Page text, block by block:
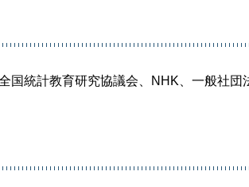
国統計教育研究協議会、NHK、一般社